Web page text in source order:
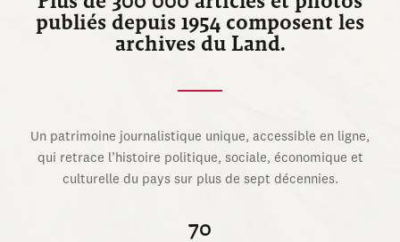
publiés depuis 1954 composent les
archives du Land.
Un patrimoine journalistique unique, accessible en ligne,
qui retrace l’histoire politique, sociale, économique et
culturelle du pays sur plus de sept décennies.
70